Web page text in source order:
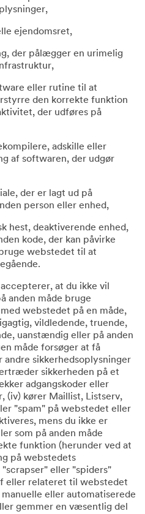
ejendomsret,
der pålægger en urimelig
eller rutine til at
den korrekte funktion
der udføres på
adskille eller
af softwaren, der udgør
der er lagt ud på
person eller enhed,
hest, deaktiverende enhed,
kode, der kan påvirke
webstedet til at
at du ikke vil
anden måde bruge
webstedet på en måde,
vildledende, truende,
uanstændig eller på anden
måde forsøger at få
andre sikkerhedsoplysninger
sikkerheden på et
adgangskoder eller
(iv) kører Maillist, Listserv,
"spam" på webstedet eller
mens du ikke er
som på anden måde
funktion (herunder ved at
på webstedets
eller "spiders"
eller relateret til webstedet
eller automatiserede
gemmer en væsentlig del